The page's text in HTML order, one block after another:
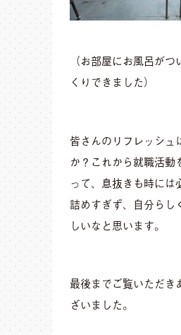
（お部屋にお風呂が
くりできました）
皆さんのリフレッシュ
か？これから就職活動
って、息抜きも時には
詰めすぎず、自分らし
しいなと思います。
最後までご覧いただき
ざいました。